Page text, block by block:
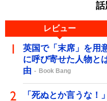
話
レビュー
英国で「末席」を用
に呼び寄せた人物と
由
Book Bang
「死ぬとか言うな